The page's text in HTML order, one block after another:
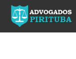
ADVOGADOS
Precisando de
Fazemos toda a